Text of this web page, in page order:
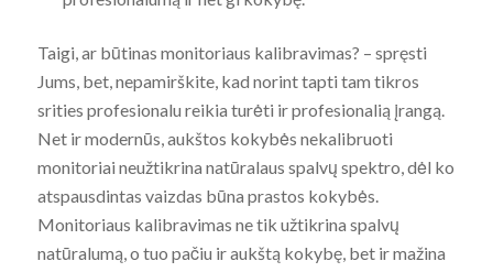
Taigi, ar būtinas monitoriaus kalibravimas? – spręsti
Jums, bet, nepamirškite, kad norint tapti tam tikros
srities profesionalu reikia turėti ir profesionalią įrangą.
Net ir modernūs, aukštos kokybės nekalibruoti
monitoriai neužtikrina natūralaus spalvų spektro, dėl ko
atspausdintas vaizdas būna prastos kokybės.
Monitoriaus kalibravimas ne tik užtikrina spalvų
natūralumą, o tuo pačiu ir aukštą kokybę, bet ir mažina